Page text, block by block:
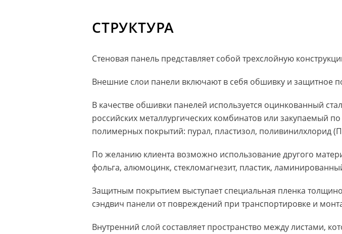
СТРУКТУРА
Стеновая панель представляет собой трехслойную
Внешние слои панели включают в себя обшивку и защитное
В качестве обшивки панелей используется оцинкованный
российских металлургических комбинатов или закупаемый
полимерных покрытий: пурал, пластизол, поливинилхлорид
По желанию клиента возможно использование другого
фольга, алюмоцинк, стекломагнезит, пластик,
Защитным покрытием выступает специальная пленка
сэндвич панели от повреждений при транспортировке и
Внутренний слой составляет пространство между листами,